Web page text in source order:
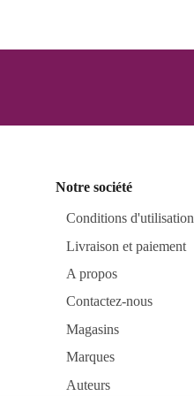
Notre société
Conditions d'utilisation
Livraison et paiement
A propos
Contactez-nous
Magasins
Marques
Auteurs